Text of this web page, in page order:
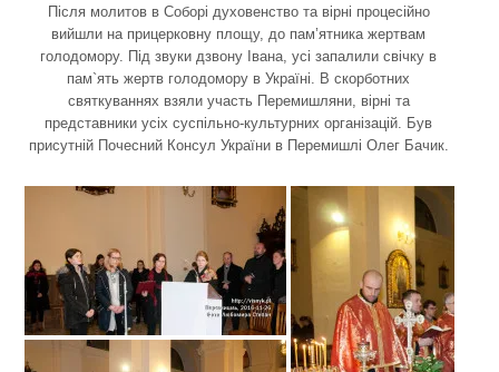
Після молитов в Соборі духовенство та вірні процесійно
вийшли на прицерковну площу, до пам’ятника жертвам
голодомору. Під звуки дзвону Івана, усі запалили свічку в
пам`ять жертв голодомору в Україні. В скорботних
святкуваннях взяли участь Перемишляни, вірні та
представники усіх суспільно-культурних організацій. Був
присутній Почесний Консул України в Перемишлі Олег Бачик.